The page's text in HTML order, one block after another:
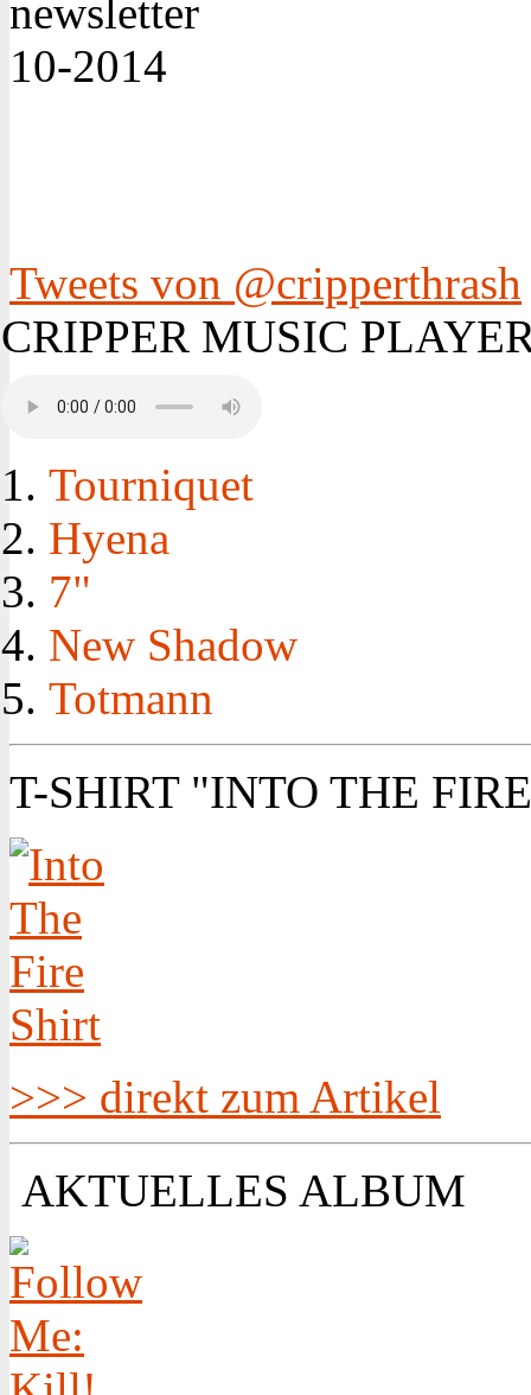
Tweets von @cripperthrash
CRIPPER MUSIC
Tourniquet
Hyena
7"
New Shadow
Totmann
T-SHIRT "INTO THE
>>> direkt zum Artikel
AKTUELLES ALBUM